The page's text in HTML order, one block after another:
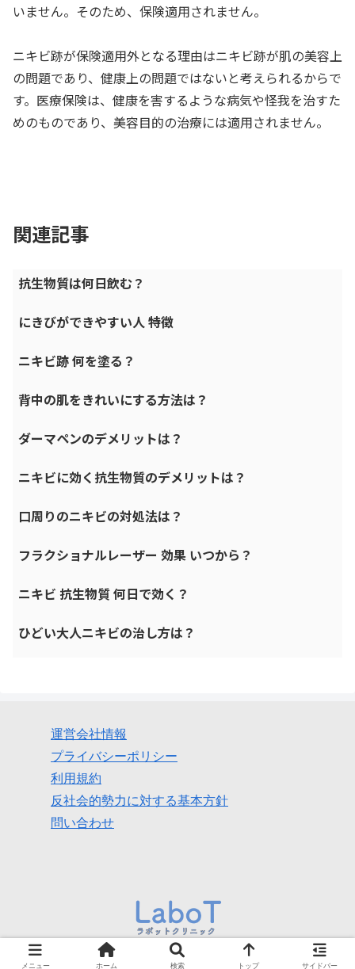
いません。そのため、保険適用されません。
ニキビ跡が保険適用外となる理由はニキビ跡が肌の美容上
の問題であり、健康上の問題ではないと考えられるからで
す。医療保険は、健康を害するような病気や怪我を治すた
めのものであり、美容目的の治療には適用されません。
関連記事
抗生物質は何日飲む？
にきびができやすい人 特徴
ニキビ跡 何を塗る？
背中の肌をきれいにする方法は？
ダーマペンのデメリットは？
ニキビに効く抗生物質のデメリットは？
口周りのニキビの対処法は？
フラクショナルレーザー 効果 いつから？
ニキビ 抗生物質 何日で効く？
ひどい大人ニキビの治し方は？
運営会社情報
プライバシーポリシー
利用規約
反社会的勢力に対する基本方針
問い合わせ
© 2022 美容内服薬ラボットメディカルクリニック【公式】.
メニュー ホーム 検索 トップ サイドバー